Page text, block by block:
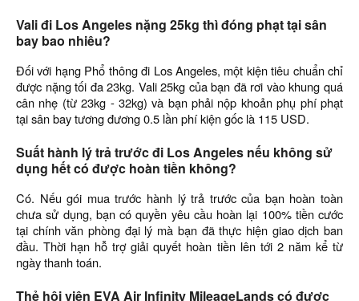
Vali đi Los Angeles nặng 25kg thì đóng phạt tại sân
bay bao nhiêu?
Đối với hạng Phổ thông đi Los Angeles, một kiện tiêu chuẩn chỉ
được nặng tối đa 23kg. Vali 25kg của bạn đã rơi vào khung quá
cân nhẹ (từ 23kg - 32kg) và bạn phải nộp khoản phụ phí phạt
tại sân bay tương đương 0.5 lần phí kiện gốc là 115 USD.
Suất hành lý trả trước đi Los Angeles nếu không sử
dụng hết có được hoàn tiền không?
Có. Nếu gói mua trước hành lý trả trước của bạn hoàn toàn
chưa sử dụng, bạn có quyền yêu cầu hoàn lại 100% tiền cước
tại chính văn phòng đại lý mà bạn đã thực hiện giao dịch ban
đầu. Thời hạn hỗ trợ giải quyết hoàn tiền lên tới 2 năm kể từ
ngày thanh toán.
Thẻ hội viên EVA Air Infinity MileageLands có được